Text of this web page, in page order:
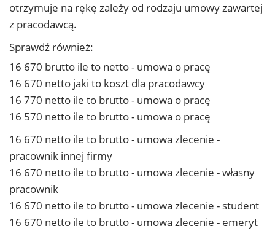
otrzymuje na rękę zależy od rodzaju umowy zawartej
z pracodawcą.
Sprawdź również:
16 670 brutto ile to netto - umowa o pracę
16 670 netto jaki to koszt dla pracodawcy
16 770 netto ile to brutto - umowa o pracę
16 570 netto ile to brutto - umowa o pracę
16 670 netto ile to brutto - umowa zlecenie -
pracownik innej firmy
16 670 netto ile to brutto - umowa zlecenie - własny
pracownik
16 670 netto ile to brutto - umowa zlecenie - student
16 670 netto ile to brutto - umowa zlecenie - emeryt